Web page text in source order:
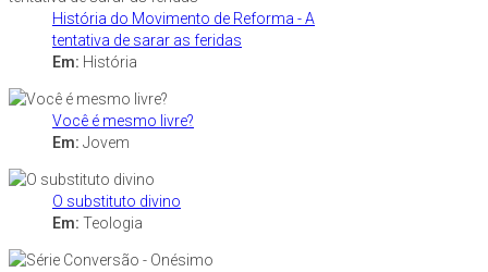
História do Movimento de Reforma - A
tentativa de sarar as feridas
Em: História
Você é mesmo livre?
Em: Jovem
O substituto divino
Em: Teologia